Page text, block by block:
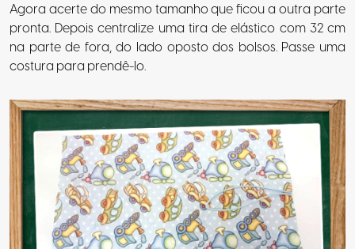
Agora acerte do mesmo tamanho que ficou a outra parte
pronta. Depois centralize uma tira de elástico com 32 cm
na parte de fora, do lado oposto dos bolsos. Passe uma
costura para prendê-lo.